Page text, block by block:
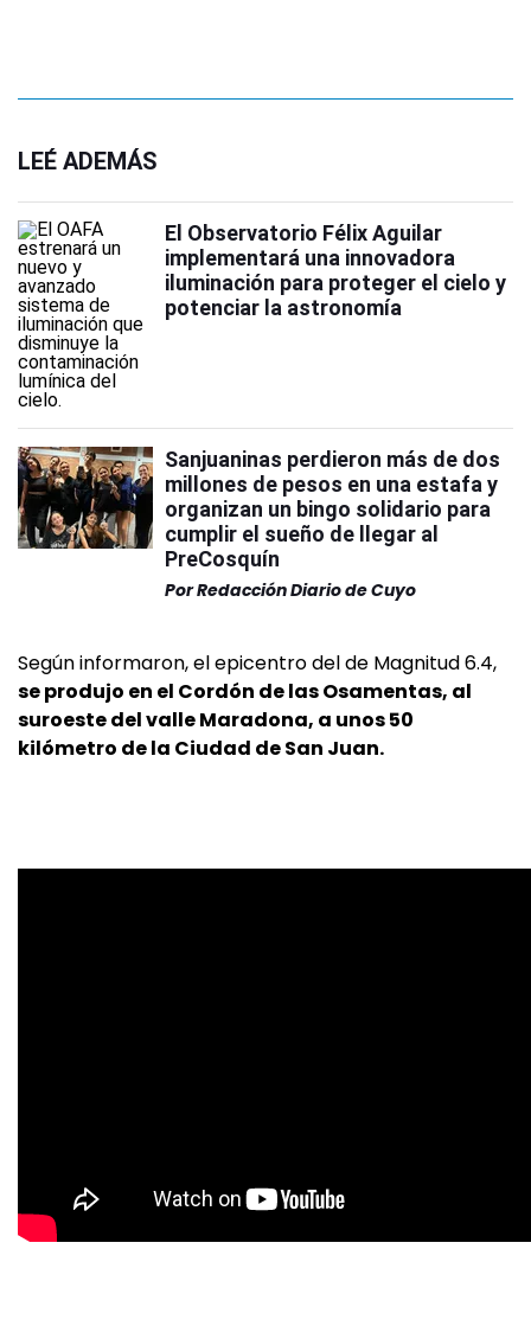
LEÉ ADEMÁS
El Observatorio Félix Aguilar
implementará una innovadora
iluminación para proteger el cielo y
potenciar la astronomía
Sanjuaninas perdieron más de dos
millones de pesos en una estafa y
organizan un bingo solidario para
cumplir el sueño de llegar al
PreCosquín
PorRedacción Diario de Cuyo
Según informaron, el epicentro del de Magnitud 6.4,
se produjo en el Cordón de las Osamentas, al
suroeste del valle Maradona, a unos 50
kilómetro de la Ciudad de San Juan.